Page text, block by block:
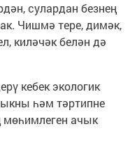
сулардан безнең
Чишмә тере, димәк,
киләчәк белән дә
кебек экологик
һәм тәртипне
мөһимлеген ачык